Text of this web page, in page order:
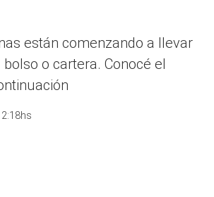
están comenzando a llevar
o cartera. Conocé el